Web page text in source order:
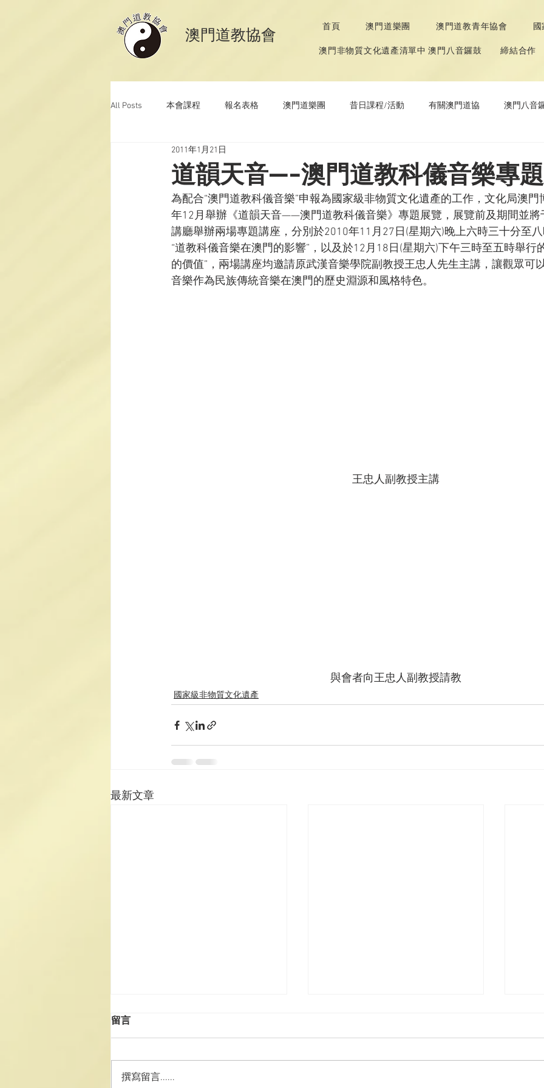
​澳門道教協會 首頁 澳門道樂團 澳門道教青年協會
澳門非物質文化遺產清單中 澳門八音鑼鼓 締結合作
All Posts 本會課程 報名表格 澳門道樂團 昔日課程/活動 有關澳門道協 澳門八音
澳門道教科儀音樂
道韻天音—-澳門道教科儀音樂專
2011年1月21日
為配合“澳門道教科儀音樂”申報為國家級非物質文化遺產的工作，文化局澳門
年12月舉辦《道韻天音——澳門道教科儀音樂》專題展覽，展覽前及期間並將
講廳舉辦兩場專題講座，分別於2010年11月27日(星期六)晚上六時三十分至
“道教科儀音樂在澳門的影響”，以及於12月18日(星期六)下午三時至五時舉行
的價值”，兩場講座均邀請原武漢音樂學院副教授王忠人先生主講，讓觀眾可
音樂作為民族傳統音樂在澳門的歷史淵源和風格特色。
王忠人副教授主講
與會者向王忠人副教授請教
國家級非物質文化遺產
最新文章
2025《道德經》中學生讀後
文比賽揭曉 為讓中學生認識我國
文化瑰寶《道德經》，弘揚中國傳
留言
撰寫留言......